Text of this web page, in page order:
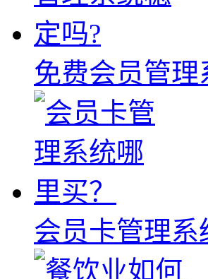
免费会员管理
会员卡管理